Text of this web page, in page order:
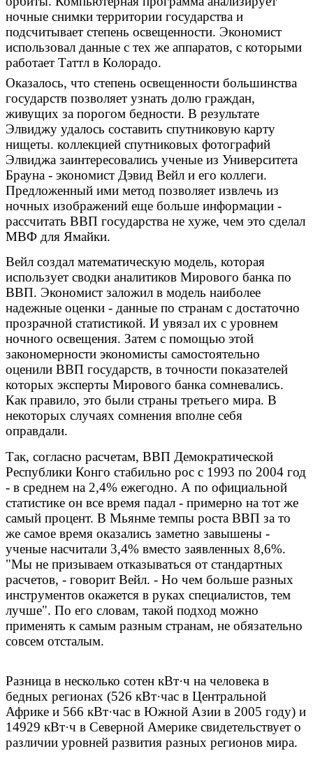
ночные снимки территории государства и
подсчитывает степень освещенности. Экономист
использовал данные с тех же аппаратов, с которыми
работает Таттл в Колорадо.
Оказалось, что степень освещенности большинства
государств позволяет узнать долю граждан,
живущих за порогом бедности. В результате
Элвиджу удалось составить спутниковую карту
нищеты. коллекцией спутниковых фотографий
Элвиджа заинтересовались ученые из Университета
Брауна - экономист Дэвид Вейл и его коллеги.
Предложенный ими метод позволяет извлечь из
ночных изображений еще больше информации -
рассчитать ВВП государства не хуже, чем это сделал
МВФ для Ямайки.
Вейл создал математическую модель, которая
использует сводки аналитиков Мирового банка по
ВВП. Экономист заложил в модель наиболее
надежные оценки - данные по странам с достаточно
прозрачной статистикой. И увязал их с уровнем
ночного освещения. Затем с помощью этой
закономерности экономисты самостоятельно
оценили ВВП государств, в точности показателей
которых эксперты Мирового банка сомневались.
Как правило, это были страны третьего мира. В
некоторых случаях сомнения вполне себя
оправдали.
Так, согласно расчетам, ВВП Демократической
Республики Конго стабильно рос с 1993 по 2004 год
- в среднем на 2,4% ежегодно. А по официальной
статистике он все время падал - примерно на тот же
самый процент. В Мьянме темпы роста ВВП за то
же самое время оказались заметно завышены -
ученые насчитали 3,4% вместо заявленных 8,6%.
"Мы не призываем отказываться от стандартных
расчетов, - говорит Вейл. - Но чем больше разных
инструментов окажется в руках специалистов, тем
лучше". По его словам, такой подход можно
применять к самым разным странам, не обязательно
совсем отсталым.
Разница в несколько сотен кВт·ч на человека в
бедных регионах (526 кВт·час в Центральной
Африке и 566 кВт·час в Южной Азии в 2005 году) и
14929 кВт·ч в Северной Америке свидетельствует о
различии уровней развития разных регионов мира.